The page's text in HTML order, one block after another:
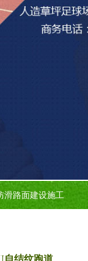
滑路面建设施工
自结纹跑道